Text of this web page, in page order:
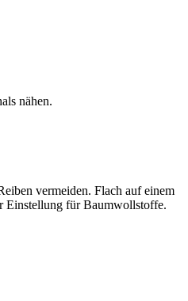
nähen.
vermeiden. Flach auf einem
Einstellung für Baumwollstoffe.